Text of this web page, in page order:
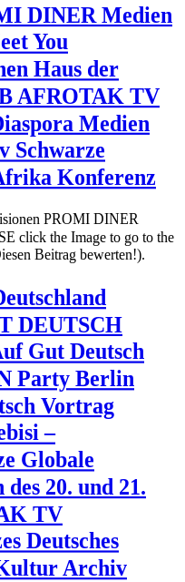
DINER Medien
You
Haus der
AFROTAK TV
Medien
Schwarze
Konferenz
PROMI DINER
click the Image to go to the
Beitrag bewerten!).
DEUTSCH
Gut Deutsch
Party Berlin
Vortrag
–
Globale
20. und 21.
TV
Deutsches
Archiv